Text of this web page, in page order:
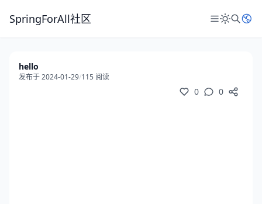
SpringForAll社区
hello
发布于 2024-01-29/115 阅读
0 0